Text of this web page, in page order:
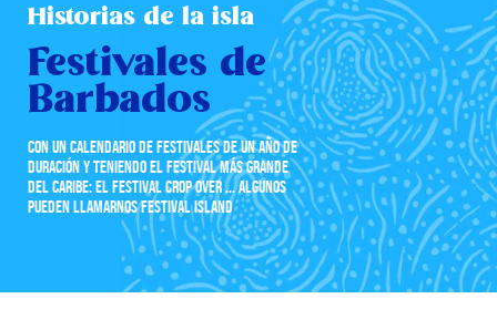
Historias de la isla
Festivales de
Barbados
CON UN CALENDARIO DE FESTIVALES DE UN AÑO DE
DURACIÓN Y TENIENDO EL FESTIVAL MÁS GRANDE
DEL CARIBE: EL FESTIVAL CROP OVER ... ALGUNOS
PUEDEN LLAMARNOS FESTIVAL ISLAND